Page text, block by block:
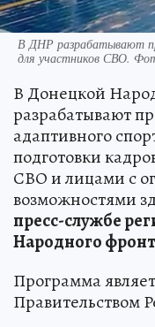
В ДНР разрабатывают
для участников СВО.
В Донецкой
разрабатывают
адаптивного
подготовки
СВО и лицами с
возможностями
пресс-службе
Народного
Программа
Правительством